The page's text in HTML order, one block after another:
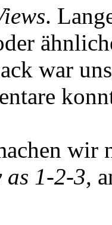
.
war
wir
as 1-2-3,